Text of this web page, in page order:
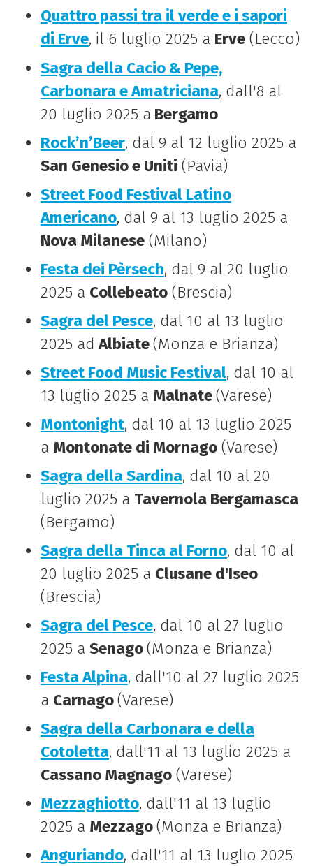
Quattro passi tra il verde e i sapori
di Erve, il 6 luglio 2025 a Erve(Lecco)
Sagra della Cacio & Pepe,
Carbonara e Amatriciana, dall'8 al
20 luglio 2025 a Bergamo
Rock’n’Beer, dal 9 al 12 luglio 2025 a
San Genesio e Uniti (Pavia)
Street Food Festival Latino
Americano, dal 9 al 13 luglio 2025 a
Nova Milanese(Milano)
Festa dei Pèrsech, dal 9 al 20 luglio
2025 a Collebeato(Brescia)
Sagra del Pesce, dal 10 al 13 luglio
2025 adAlbiate(Monza e Brianza)
Street Food Music Festival, dal 10 al
13 luglio 2025 a Malnate(Varese)
Montonight, dal 10 al 13 luglio 2025
a Montonate di Mornago(Varese)
Sagra della Sardina, dal 10 al 20
luglio 2025 a Tavernola Bergamasca
(Bergamo)
Sagra della Tinca al Forno, dal 10 al
20 luglio 2025 a Clusane d'Iseo
(Brescia)
Sagra del Pesce, dal 10 al 27 luglio
2025 a Senago(Monza e Brianza)
Festa Alpina, dall'10 al 27 luglio 2025
a Carnago(Varese)
Sagra della Carbonara e della
Cotoletta, dall'11 al 13 luglio 2025 a
Cassano Magnago(Varese)
Mezzaghiotto, dall'11 al 13 luglio
2025 a Mezzago(Monza e Brianza)
Anguriando, dall'11 al 13 luglio 2025